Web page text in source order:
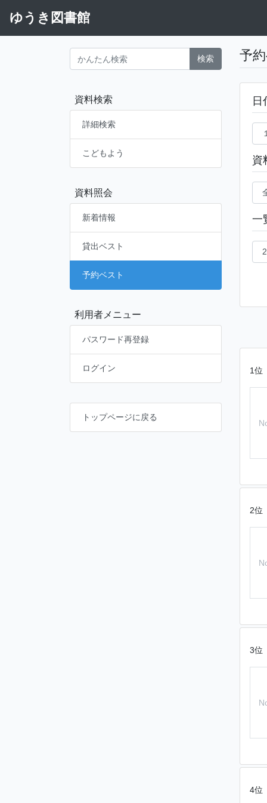
ゆうき図書館
検索
資料検索
詳細検索
こどもよう
資料照会
新着情報
貸出ベスト
予約ベスト
利用者メニュー
パスワード再登録
ログイン
トップページに戻る
予
日
資
一
1位
2位
3位
4位